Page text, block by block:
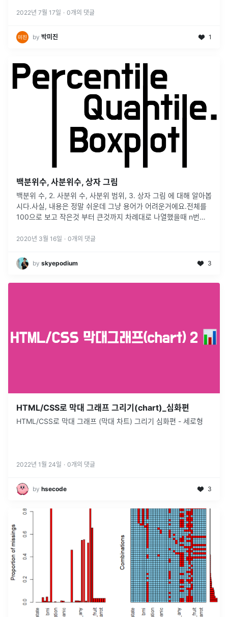
2022년 7월 17일 · 0개의 댓글
by 박미진 1
백분위수, 사분위수, 상자 그림
백분위 수, 2. 사분위 수, 사분위 범위, 3. 상자 그림 에 대해 알아봅
시다.사실, 내용은 정말 쉬운데 그냥 용어가 어려운거에요.전체를
100으로 보고 작은것 부터 큰것까지 차례대로 나열했을때 n번째
2020년 3월 16일 · 0개의 댓글
by skyepodium 3
HTML/CSS로 막대 그래프 그리기(chart)_심화편
HTML/CSS로 막대 그래프 (막대 차트) 그리기 심화편 - 세로형
2022년 1월 24일 · 0개의 댓글
by hsecode 3